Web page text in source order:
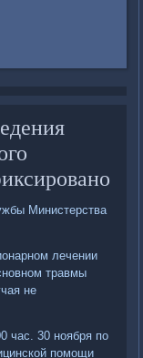
Министерства
лечении
травмы
не
час. 30 ноября по
помощи